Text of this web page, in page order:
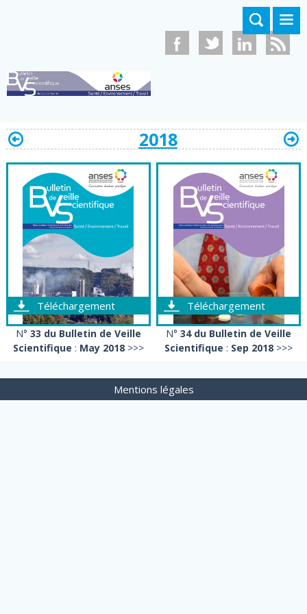
2018
Téléchargement
N° 33 du Bulletin de Veille
Scientifique : May 2018>>>
Téléchargement
N°34 du Bulletin de Veille
Scientifique : Sep 2018 >>>
Mentions légales